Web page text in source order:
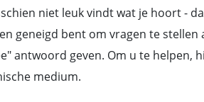
niet leuk vindt wat je hoort -
geneigd bent om vragen te stellen
antwoord geven. Om u te helpen,
medium.